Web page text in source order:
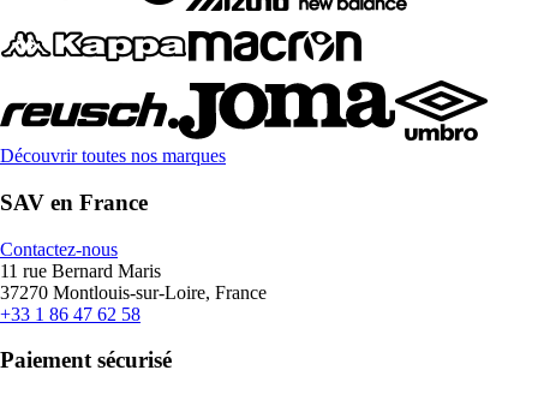
Découvrir toutes nos marques
SAV en France
Contactez-nous
11 rue Bernard Maris
37270 Montlouis-sur-Loire, France
+33 1 86 47 62 58
Paiement sécurisé